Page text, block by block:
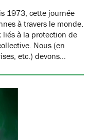
1973, cette journée
à travers le monde.
liés à la protection de
Nous (en
etc.) devons…